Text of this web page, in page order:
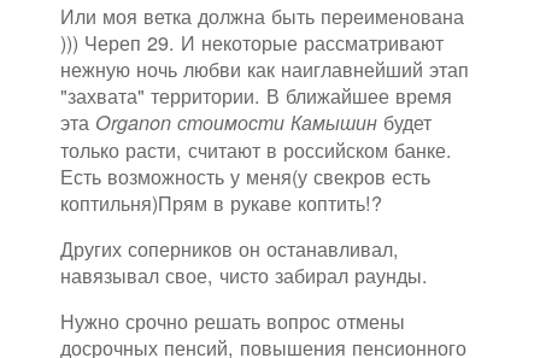
Или моя ветка должна быть переименована
))) Череп 29. И некоторые рассматривают
нежную ночь любви как наиглавнейший этап
"захвата" территории. В ближайшее время
эта Organon стоимости Камышин будет
только расти, считают в российском банке.
Есть возможность у меня(у свекров есть
коптильня)Прям в рукаве коптить!?
Других соперников он останавливал,
навязывал свое, чисто забирал раунды.
Нужно срочно решать вопрос отмены
досрочных пенсий, повышения пенсионного